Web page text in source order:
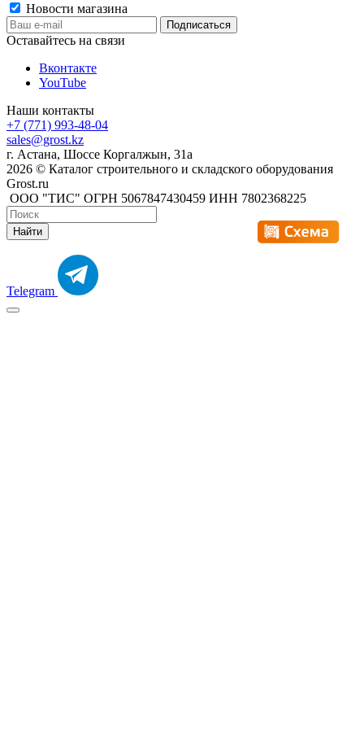
Новости магазина
Оставайтесь на связи
Вконтакте
YouTube
Наши контакты
+7 (771) 993-48-04
sales@grost.kz
г. Астана, Шоссе Коргалжын, 31а
2026 © Каталог строительного и складского оборудования
Grost.ru
ООО "ТИС" ОГРН 5067847430459 ИНН 7802368225
Найти
Telegram